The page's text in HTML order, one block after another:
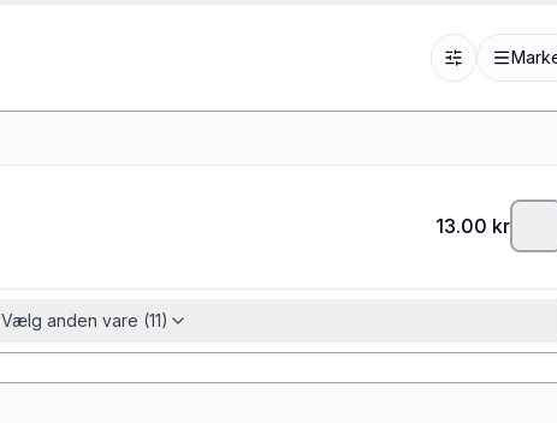
13.00 kr
Vælg anden vare (11)